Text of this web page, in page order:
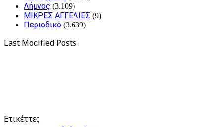
Λήμνος (3.109)
ΜΙΚΡΕΣ ΑΓΓΕΛΙΕΣ (9)
Περιοδικό (3.639)
Last Modified Posts
Ετικέττες